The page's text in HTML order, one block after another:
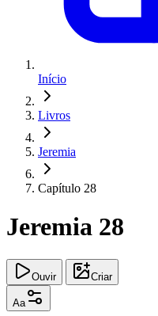
Início
Livros
Jeremia
Capítulo 28
Jeremia 28
Ouvir Criar
Aa